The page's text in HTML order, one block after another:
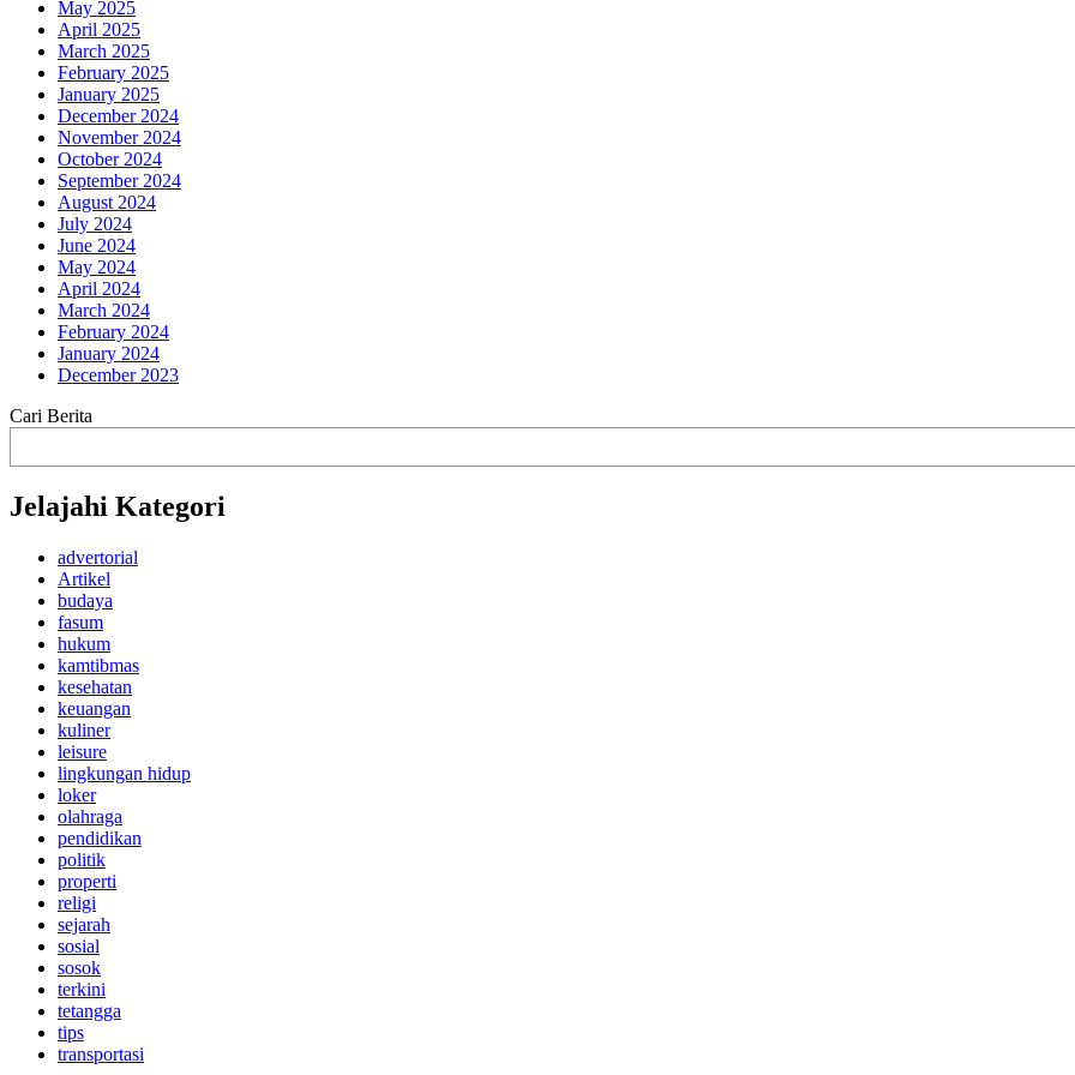
May 2025
April 2025
March 2025
February 2025
January 2025
December 2024
November 2024
October 2024
September 2024
August 2024
July 2024
June 2024
May 2024
April 2024
March 2024
February 2024
January 2024
December 2023
Cari Berita
Jelajahi Kategori
advertorial
Artikel
budaya
fasum
hukum
kamtibmas
kesehatan
keuangan
kuliner
leisure
lingkungan hidup
loker
olahraga
pendidikan
politik
properti
religi
sejarah
sosial
sosok
terkini
tetangga
tips
transportasi